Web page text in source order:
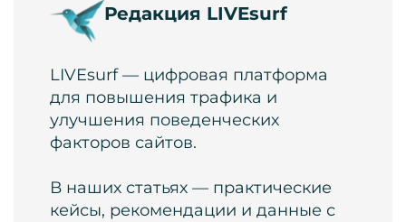
Редакция LIVEsurf
LIVEsurf — цифровая платформа
для повышения трафика и
улучшения поведенческих
факторов сайтов.
В наших статьях — практические
кейсы, рекомендации и данные с